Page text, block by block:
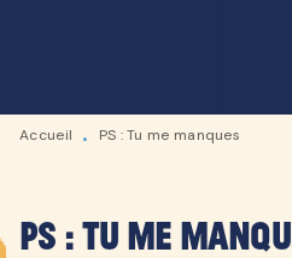
Accueil • PS : Tu me manques
PS : Tu me